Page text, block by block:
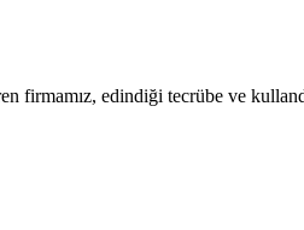
firmamız, edindiği tecrübe ve